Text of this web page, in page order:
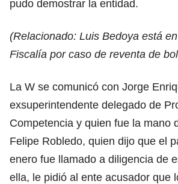
pudo demostrar la entidad.
(Relacionado: Luis Bedoya está
Fiscalía por caso de reventa de
La W se comunicó con Jorge
exsuperintendente delegado de
Competencia y quien fue la mano
Felipe Robledo, quien dijo que el
enero fue llamado a diligencia de
ella, le pidió al ente acusador que